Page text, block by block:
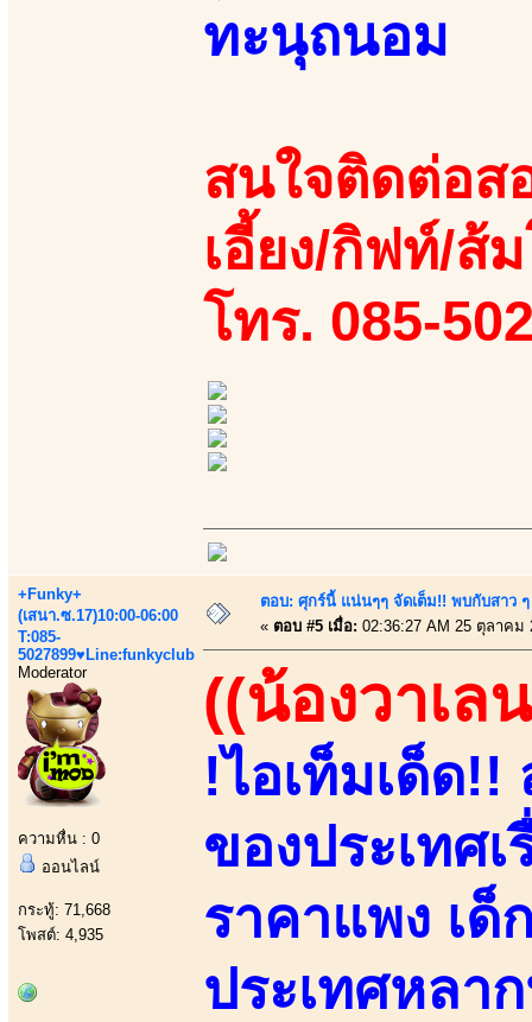
ทะนุถนอม
สนใจติดต่อส
เอี้ยง/กิฟท์/ส้
โทร. 085-
+Funky+
(เสนา.ซ.17)10:00-06:00
T:085-
5027899♥Line:funkyclub
Moderator
ความหื่น : 0
ออนไลน์
กระทู้: 71,668
โพสต์: 4,935
ตอบ: ศุกร์นี้ แน่นๆๆ จัดเต็ม!! พบกับสาว
« ตอบ #5 เมื่อ: 02:36:27 AM 25 ตุลาคม
((น้องวาเล
!ไอเท็มเด็ด!!
ของประเทศ
ราคาแพง เด็
ประเทศหลา